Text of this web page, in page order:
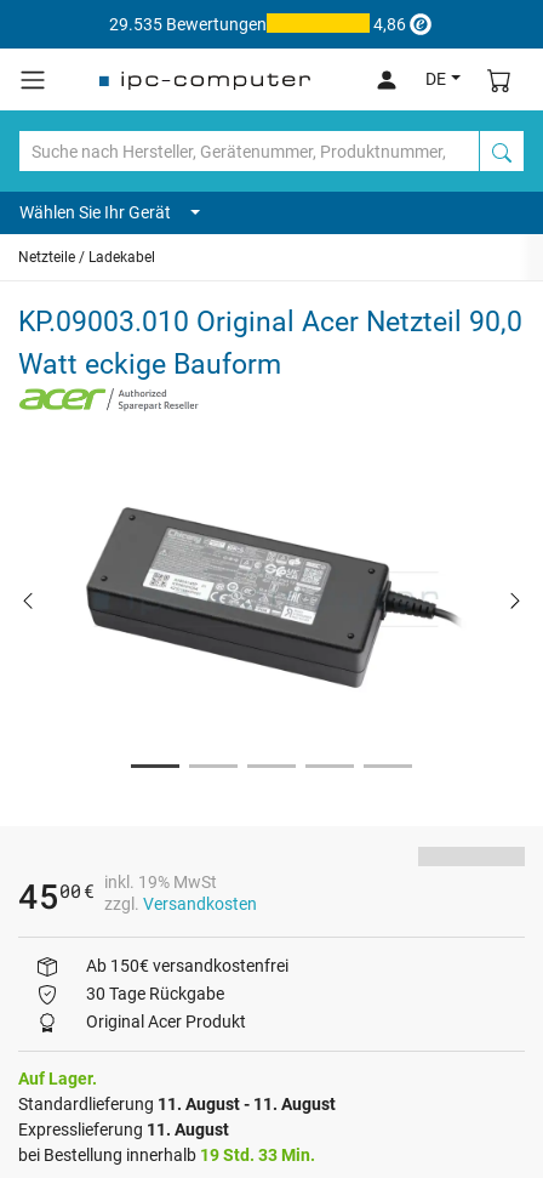
29.535 Bewertungen 4,86
DE
Wählen Sie Ihr Gerät
Netzteile / Ladekabel
KP.09003.010 Original Acer Netzteil 90,0
Watt eckige Bauform
4500 €
inkl. 19% MwSt
zzgl. Versandkosten
Ab 150€ versandkostenfrei
30 Tage Rückgabe
Original Acer Produkt
Auf Lager.
Standardlieferung 11. August - 11. August
Expresslieferung 11. August
bei Bestellung innerhalb 19 Std. 33 Min.